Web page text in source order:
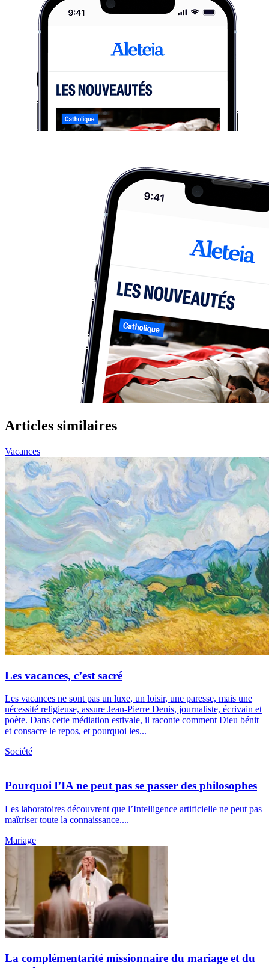
Articles similaires
Vacances
Les vacances, c’est sacré
Les vacances ne sont pas un luxe, un loisir, une paresse, mais une
nécessité religieuse, assure Jean-Pierre Denis, journaliste, écrivain et
poète. Dans cette médiation estivale, il raconte comment Dieu bénit
et consacre le repos, et pourquoi les...
Société
Pourquoi l’IA ne peut pas se passer des philosophes
Les laboratoires découvrent que l’Intelligence artificielle ne peut pas
maîtriser toute la connaissance....
Mariage
La complémentarité missionnaire du mariage et du